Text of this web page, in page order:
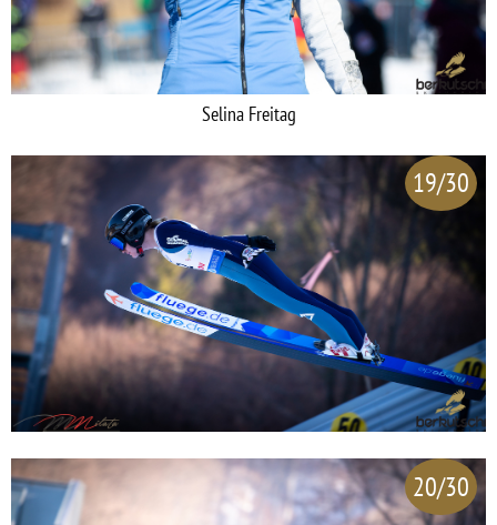
Selina Freitag
19/30
20/30